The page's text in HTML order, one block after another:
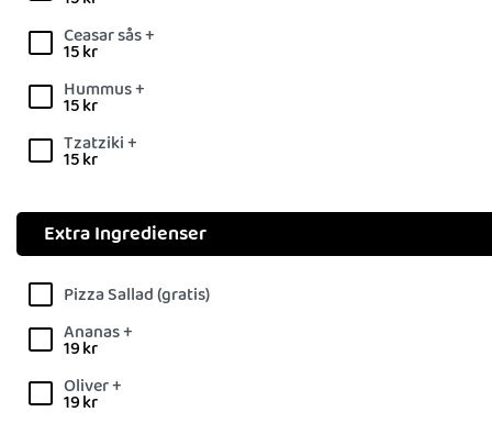
Ceasar sås +
15kr
Hummus +
15kr
Tzatziki +
15kr
Extra Ingredienser
Pizza Sallad (gratis)
Ananas +
19kr
Oliver +
19kr